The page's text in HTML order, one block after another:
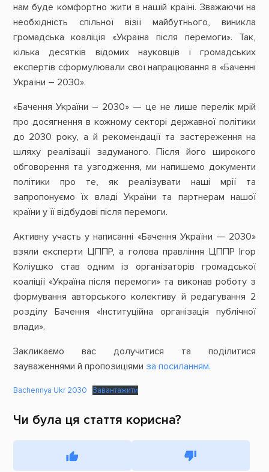
нам буде комфортно жити в нашій країні. Зважаючи на
необхідніcть спільної візії майбутнього, виникла
громадська коаліція «Україна після перемоги». Так,
кілька десятків відомих науковців і громадських
експертів сформулювали свої напрацювання в «Баченні
України – 2030».
«Бачення України – 2030» — це не лише перелік мрій
про досягнення в кожному секторі державної політики
до 2030 року, а й рекомендації та застереження на
шляху реалізації задуманого. Після його широкого
обговорення та узгодження, ми напишемо документи
політики про те, як реалізувати наші мрії та
запропонуємо їх владі України та партнерам нашої
країни у її відбудові після перемоги.
Активну участь у написанні «Бачення України — 2030»
взяли експерти ЦППР, а голова правління ЦППР Ігор
Коліушко став одним із організаторів громадської
коаліції «Україна після перемоги» та виконав роботу з
формування авторського колективу й редагування 2
розділу Бачення «Інституційна організація публічної
влади».
Закликаємо вас долучитися та поділитися
зауваженнями й пропозиціями за посиланням.
Bachennya Ukr 2030 Завантажити
Чи була ця стаття корисна?